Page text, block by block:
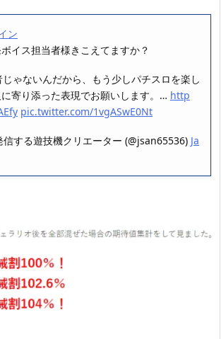
ン
イス担当者様きこえてますか？
ゃないんだから、もう少しパチスロを楽し
寄り添った表現でお願いします。… http
pic.twitter.com/1vgASwE0Nt
する遊技機クリエーター (@jsan65536) Ja